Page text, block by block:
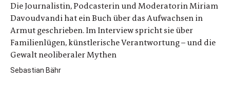
Die Journalistin, Podcasterin und Moderatorin Miriam
Davoudvandi hat ein Buch über das Aufwachsen in
Armut geschrieben. Im Interview spricht sie über
Familienlügen, künstlerische Verantwortung – und die
Gewalt neoliberaler Mythen
Sebastian Bähr